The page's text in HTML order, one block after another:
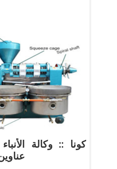
كونا :: وكالة الأنباء